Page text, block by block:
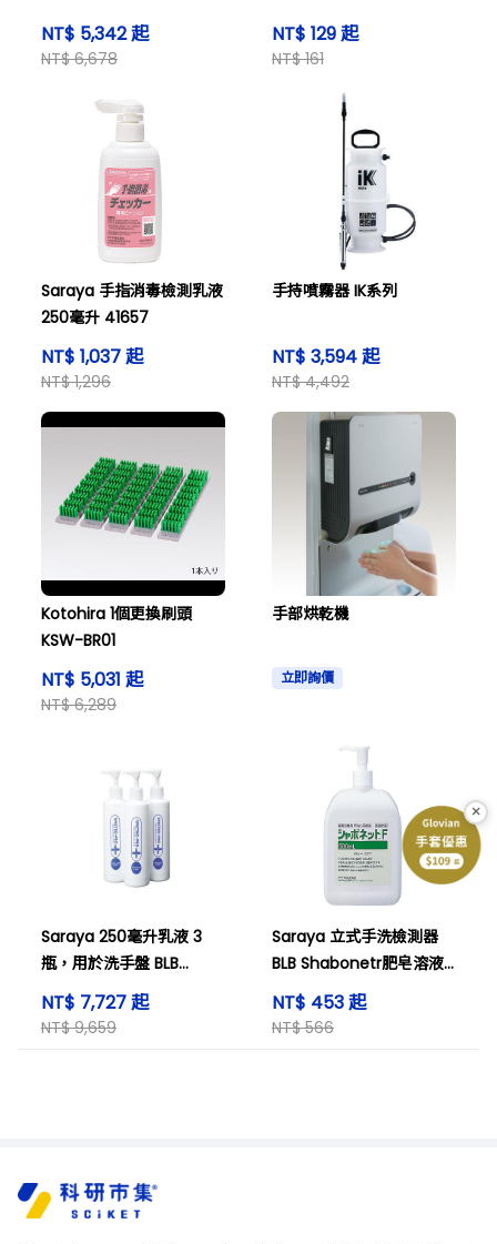
NT$ 5,342 起
NT$ 6,678
NT$ 129 起
NT$ 161
Saraya 手指消毒檢測乳液
250毫升 41657
NT$ 1,037 起
NT$ 1,296
手持噴霧器 IK系列
NT$ 3,594 起
NT$ 4,492
Kotohira 1個更換刷頭
KSW-BR01
NT$ 5,031 起
NT$ 6,289
手部烘乾機
立即詢價
Saraya 250毫升乳液 3
瓶，用於洗手盤 BLB
41656
NT$ 7,727 起
NT$ 9,659
Saraya 立式手洗檢測器
BLB Shabonetr肥皂溶液F
500毫升 23277
NT$ 453 起
NT$ 566
×